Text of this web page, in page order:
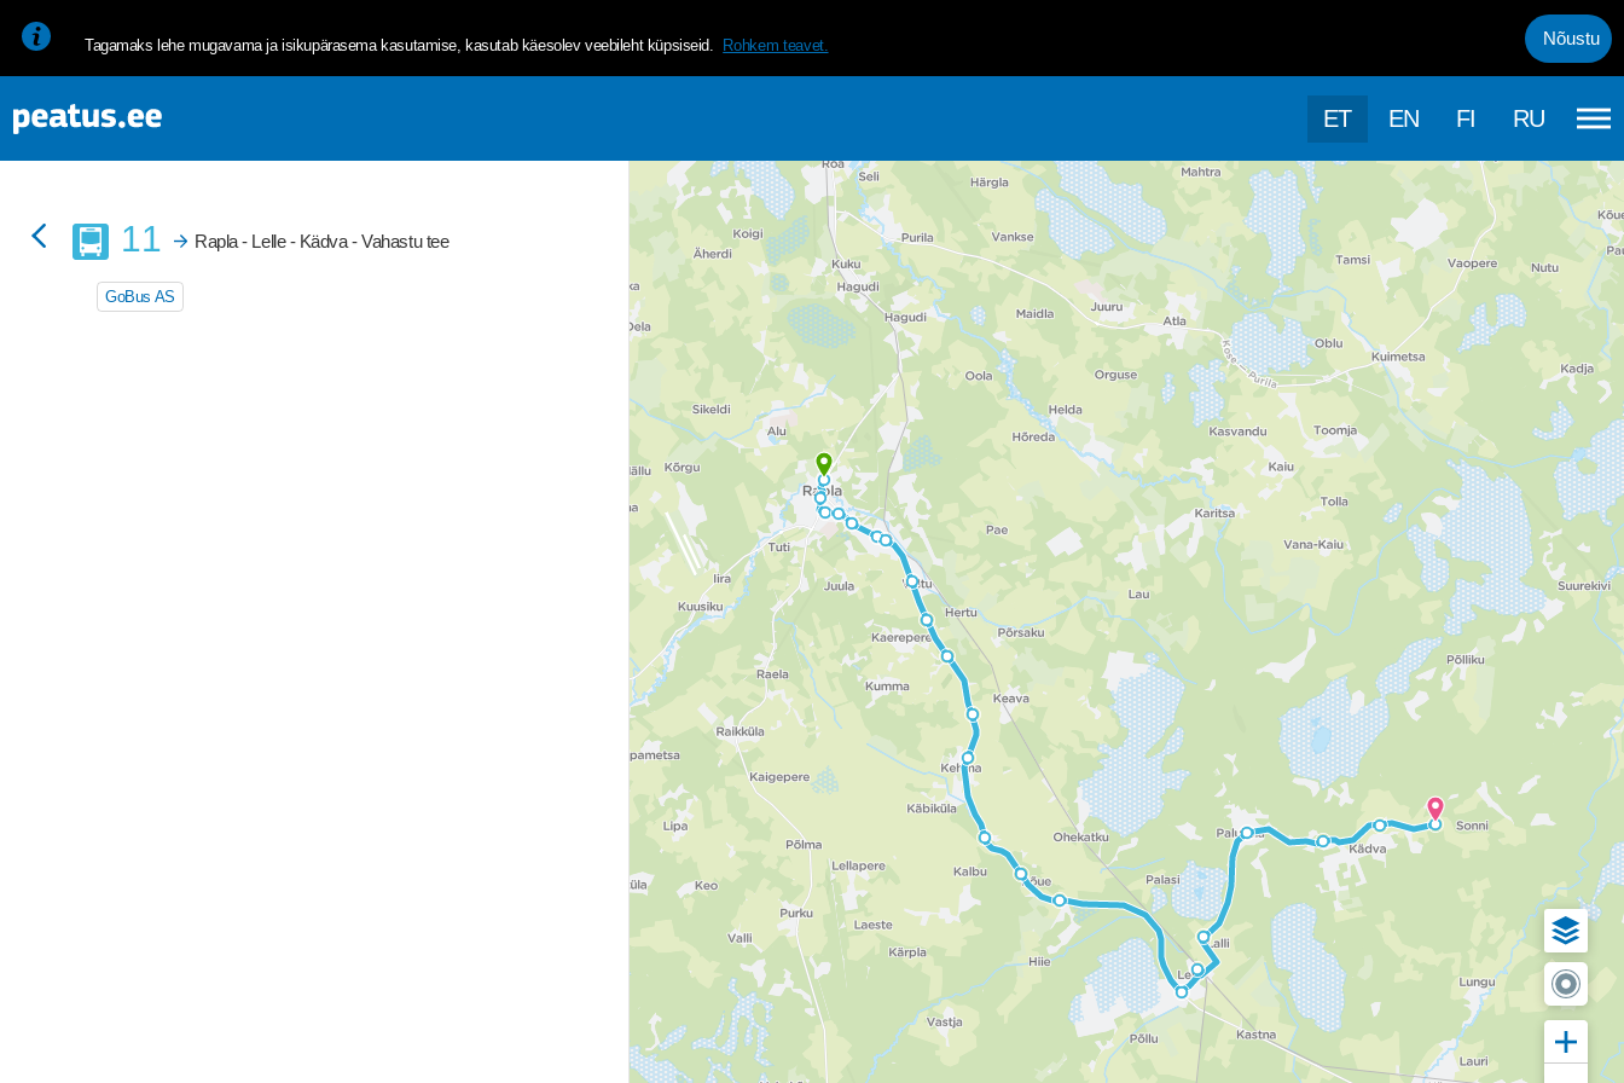
<p><span style="font-size: 10pt; line-height: 107%; font-family: helvetica, arial, sans-serif;">Tagamaks lehe mugavama ja isikup&auml;rasema kasutamise, kasutab k&auml;esolev veebileht
Tagamaks lehe mugavama ja isikupärasema kasutamise, kasutab käesolev veebileht küpsiseid. Rohkem teavet. Nõustu
ET EN FI RU
Buss
11 Rapla - Lelle - Kädva - Vahastu tee
GoBus AS